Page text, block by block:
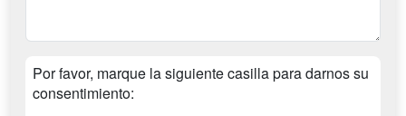
Por favor, marque la siguiente casilla para darnos su
consentimiento: